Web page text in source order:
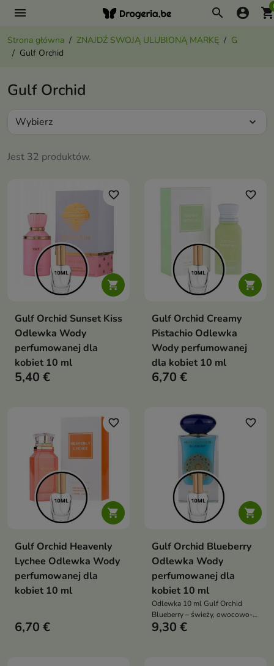
menu search account_circle
Strona główna ZNAJDŹ SWOJĄ ULUBIONĄ MARKĘ
G
Gulf Orchid
Gulf Orchid
Jest 32 produktów.
Wybierz expand_more

favorite_border
Gulf Orchid Sunset Kiss
Odlewka Wody
perfumowanej dla
kobiet 10 ml
5,40 €

favorite_border
Gulf Orchid Creamy
Pistachio Odlewka
Wody perfumowanej
dla kobiet 10 ml
6,70 €

favorite_border
Gulf Orchid Heavenly
Lychee Odlewka Wody
perfumowanej dla
kobiet 10 ml
6,70 €

favorite_border
Gulf Orchid Blueberry
Odlewka Wody
perfumowanej dla
kobiet 10 ml
Odlewka 10 ml Gulf Orchid
Blueberry – świeży, owocowo-
piżmowy, lekki i elegancki
9,30 €